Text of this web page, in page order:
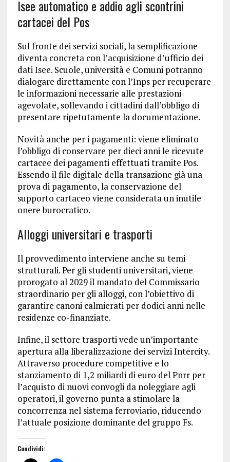
Isee automatico e addio agli scontrini
cartacei del Pos
Sul fronte dei servizi sociali, la semplificazione
diventa concreta con l’acquisizione d’ufficio dei
dati Isee. Scuole, università e Comuni potranno
dialogare direttamente con l’Inps per recuperare
le informazioni necessarie alle prestazioni
agevolate, sollevando i cittadini dall’obbligo di
presentare ripetutamente la documentazione.
Novità anche per i pagamenti: viene eliminato
l’obbligo di conservare per dieci anni le ricevute
cartacee dei pagamenti effettuati tramite Pos.
Essendo il file digitale della transazione già una
prova di pagamento, la conservazione del
supporto cartaceo viene considerata un inutile
onere burocratico.
Alloggi universitari e trasporti
Il provvedimento interviene anche su temi
strutturali. Per gli studenti universitari, viene
prorogato al 2029 il mandato del Commissario
straordinario per gli alloggi, con l’obiettivo di
garantire canoni calmierati per dodici anni nelle
residenze co-finanziate.
Infine, il settore trasporti vede un’importante
apertura alla liberalizzazione dei servizi Intercity.
Attraverso procedure competitive e lo
stanziamento di 1,2 miliardi di euro del Pnrr per
l’acquisto di nuovi convogli da noleggiare agli
operatori, il governo punta a stimolare la
concorrenza nel sistema ferroviario, riducendo
l’attuale posizione dominante del gruppo Fs.
Condividi: